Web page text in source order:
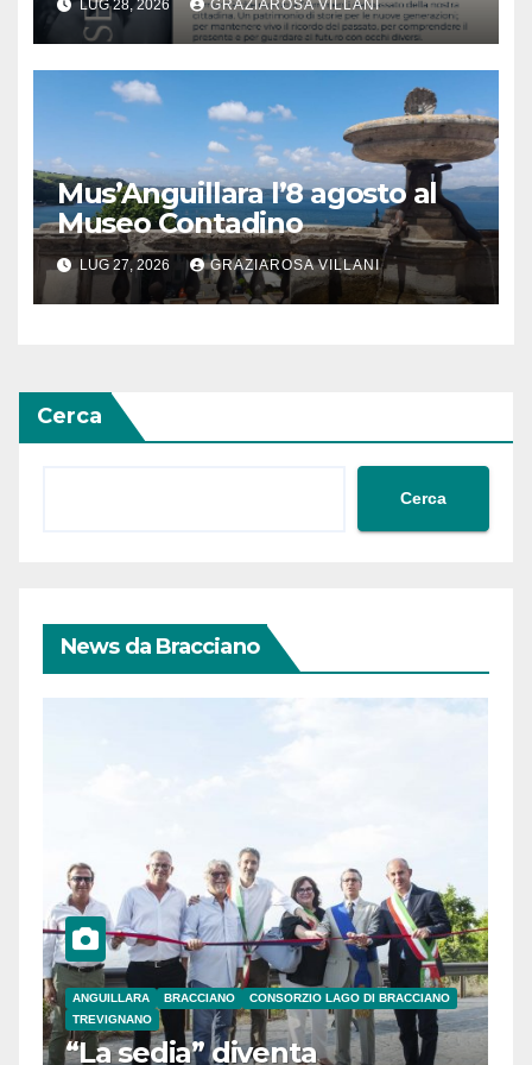
LUG 28, 2026 GRAZIAROSA VILLANI
Mus’Anguillara l’8 agosto al
Museo Contadino
LUG 27, 2026 GRAZIAROSA VILLANI
Cerca
Cerca
News da Bracciano
ANGUILLARA BRACCIANO
CONSORZIO LAGO DI BRACCIANO
TREVIGNANO
“La sedia” diventa